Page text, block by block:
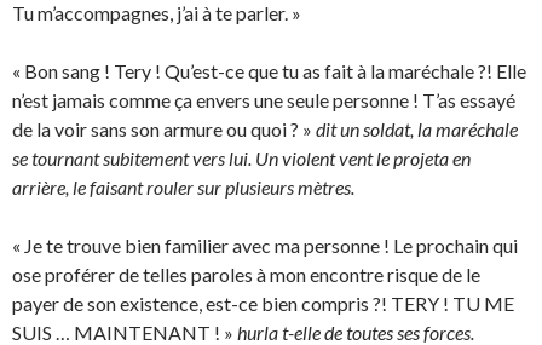
Tu m’accompagnes, j’ai à te parler. »
« Bon sang ! Tery ! Qu’est-ce que tu as fait à la maréchale ?! Elle
n’est jamais comme ça envers une seule personne ! T’as essayé
de la voir sans son armure ou quoi ? » dit un soldat, la maréchale
se tournant subitement vers lui. Un violent vent le projeta en
arrière, le faisant rouler sur plusieurs mètres.
« Je te trouve bien familier avec ma personne ! Le prochain qui
ose proférer de telles paroles à mon encontre risque de le
payer de son existence, est-ce bien compris ?! TERY ! TU ME
SUIS … MAINTENANT ! » hurla t-elle de toutes ses forces.